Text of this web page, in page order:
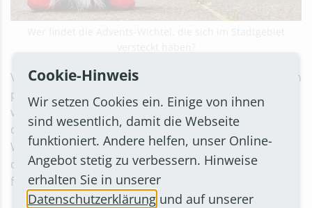
Vom 24. November bis zum 22. Dezember 2023 werden
pro Woche fünf Wichtel im gesamten Stadtgebiet
versteckt. Wer die Wichtel mit Hilfe der Hinweise auf
der städtischen Homepage findet, nimmt an der
Wichtel-Tombola teil. Die Verlosung und Bekanntgabe
der drei Gewinnerinnen und Gewinner findet jeweils
freitags um 12 Uhr statt.
Cookie-Hinweis
Wir setzen Cookies ein. Einige von ihnen
sind wesentlich, damit die Webseite
funktioniert. Andere helfen, unser Online-
Angebot stetig zu verbessern. Hinweise
erhalten Sie in unserer
Datenschutzerklärung und auf unserer